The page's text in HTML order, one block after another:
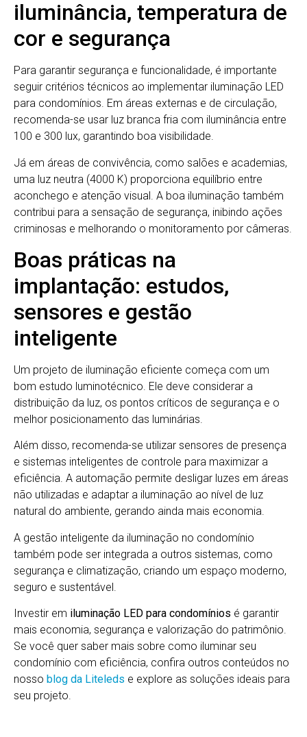
iluminância, temperatura de
cor e segurança
Para garantir segurança e funcionalidade, é importante
seguir critérios técnicos ao implementar iluminação LED
para condomínios. Em áreas externas e de circulação,
recomenda-se usar luz branca fria com iluminância entre
100 e 300 lux, garantindo boa visibilidade.
Já em áreas de convivência, como salões e academias,
uma luz neutra (4000 K) proporciona equilíbrio entre
aconchego e atenção visual. A boa iluminação também
contribui para a sensação de segurança, inibindo ações
criminosas e melhorando o monitoramento por câmeras.
Boas práticas na
implantação: estudos,
sensores e gestão
inteligente
Um projeto de iluminação eficiente começa com um
bom estudo luminotécnico. Ele deve considerar a
distribuição da luz, os pontos críticos de segurança e o
melhor posicionamento das luminárias.
Além disso, recomenda-se utilizar sensores de presença
e sistemas inteligentes de controle para maximizar a
eficiência. A automação permite desligar luzes em áreas
não utilizadas e adaptar a iluminação ao nível de luz
natural do ambiente, gerando ainda mais economia.
A gestão inteligente da iluminação no condomínio
também pode ser integrada a outros sistemas, como
segurança e climatização, criando um espaço moderno,
seguro e sustentável.
Investir em iluminação LED para condomínios é garantir
mais economia, segurança e valorização do patrimônio.
Se você quer saber mais sobre como iluminar seu
condomínio com eficiência, confira outros conteúdos no
nosso blog da Liteleds e explore as soluções ideais para
seu projeto.